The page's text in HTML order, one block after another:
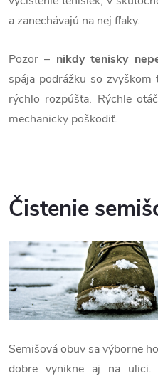
a zanechávajú na nej fľaky.
Pozor – nikdy tenisky
spája podrážku so
rýchlo rozpúšťa. Rýchle
mechanicky poškodiť.
Čistenie
Semišová obuv sa výborne
dobre vynikne aj na